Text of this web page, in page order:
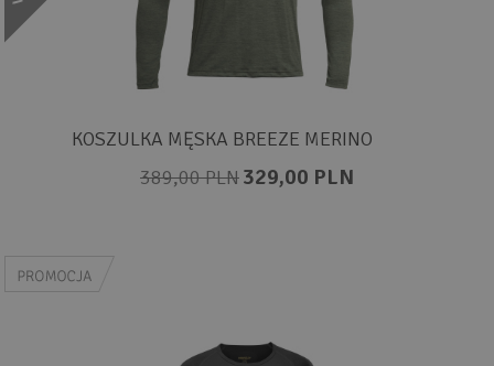
KOSZULKA MĘSKA BREEZE MERINO
389,00 PLN329,00 PLN